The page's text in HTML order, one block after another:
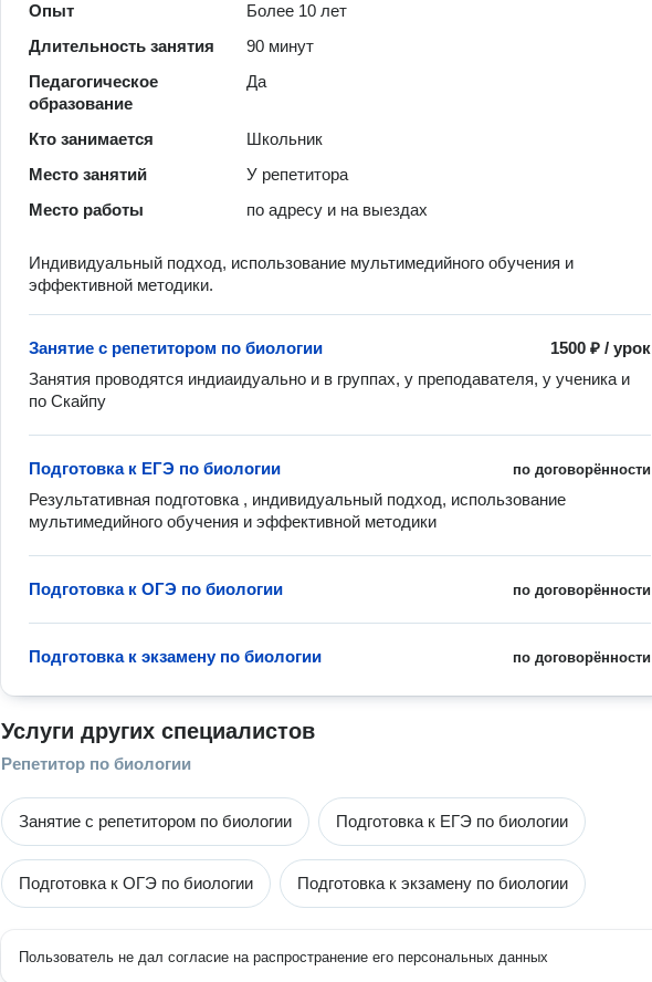
Опыт
Более 10 лет
Длительность занятия
90 минут
Педагогическое
образование
Да
Кто занимается
Школьник
Место занятий
У репетитора
Место работы
по адресу и на выездах
Индивидуальный подход, использование мультимедийного обучения и
эффективной методики.
1500 ₽ /урок
Занятие с репетитором по биологии
Занятия проводятся индиаидуально и в группах, у преподавателя, у ученика и
по Скайпу
по договорённости
Подготовка к ЕГЭ по биологии
Результативная подготовка , индивидуальный подход, использование
мультимедийного обучения и эффективной методики
по договорённости
Подготовка к ОГЭ по биологии
по договорённости
Подготовка к экзамену по биологии
Услуги других специалистов
Репетитор по биологии
Занятие с репетитором по биологии Подготовка к ЕГЭ по биологии
Подготовка к ОГЭ по биологии Подготовка к экзамену по биологии
Пользователь не дал согласие на распространение его персональных данных